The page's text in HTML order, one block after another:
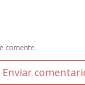
comente.
Enviar